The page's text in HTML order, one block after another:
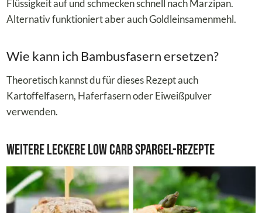
Flüssigkeit auf und schmecken schnell nach Marzipan.
Alternativ funktioniert aber auch Goldleinsamenmehl.
Wie kann ich Bambusfasern ersetzen?
Theoretisch kannst du für dieses Rezept auch
Kartoffelfasern, Haferfasern oder Eiweißpulver
verwenden.
Weitere leckere Low Carb Spargel-Rezepte